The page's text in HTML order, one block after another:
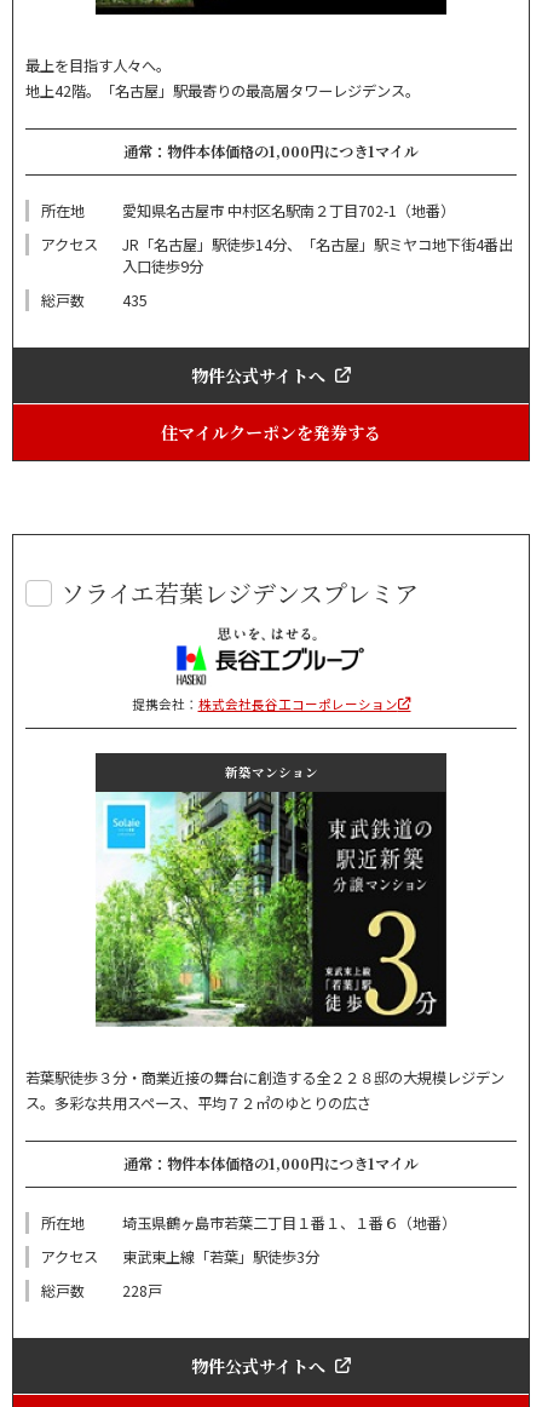
最上を目指す人々へ。
地上42階。「名古屋」駅最寄りの最高層タワーレジデンス。
通常：物件本体価格の1,000円につき1マイル
所在地
愛知県名古屋市 中村区名駅南２丁目702-1（地番）
アクセス
JR「名古屋」駅徒歩14分、「名古屋」駅ミヤコ地下街4番出
入口徒歩9分
総戸数
435
物件公式サイトへ
住マイルクーポンを発券する
ソライエ若葉レジデンスプレミア
提携会社： 株式会社長谷工コーポレーション
新築マンション
若葉駅徒歩３分・商業近接の舞台に創造する全２２８邸の大規模レジデン
ス。多彩な共用スペース、平均７２㎡のゆとりの広さ
通常：物件本体価格の1,000円につき1マイル
所在地
埼玉県鶴ヶ島市若葉二丁目１番１、１番６（地番）
アクセス
東武東上線「若葉」駅徒歩3分
総戸数
228戸
物件公式サイトへ